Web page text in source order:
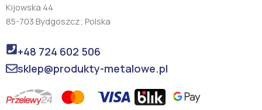
Kijowska 44
85-703 Bydgoszcz; Polska
+48 724 602 506
sklep@produkty-metalowe.pl